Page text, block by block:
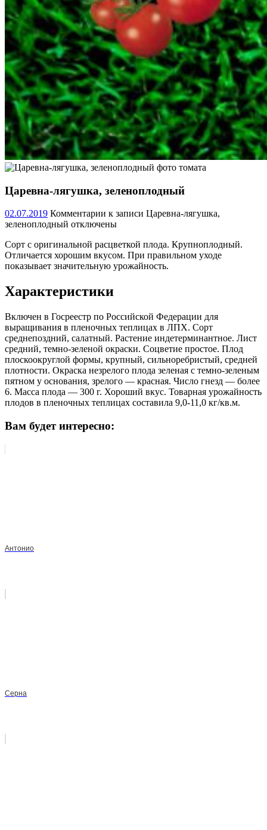
Царевна-лягушка, зеленоплодный
02.07.2019 Комментарии к записи Царевна-лягушка,
зеленоплодный отключены
Сорт с оригинальной расцветкой плода. Крупноплодный.
Отличается хорошим вкусом. При правильном уходе
показывает значительную урожайность.
Характеристики
Включен в Госреестр по Российской Федерации для
выращивания в пленочных теплицах в ЛПХ. Сорт
среднепоздний, салатный. Растение индетерминантное. Лист
средний, темно-зеленой окраски. Соцветие простое. Плод
плоскоокруглой формы, крупный, сильноребристый, средней
плотности. Окраска незрелого плода зеленая с темно-зеленым
пятном у основания, зрелого — красная. Число гнезд — более
6. Масса плода — 300 г. Хороший вкус. Товарная урожайность
плодов в пленочных теплицах составила 9,0-11,0 кг/кв.м.
Вам будет интересно:
Антонио
Серна